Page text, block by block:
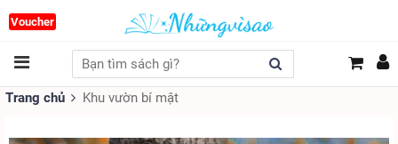
Voucher
Trang chủ Khu vườn bí mật